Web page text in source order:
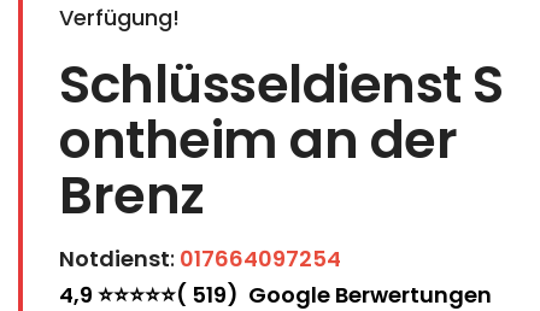
Verfügung!
Schlüsseldienst S
ontheim an der
Brenz
Notdienst: 017664097254
4,9 ⭐⭐⭐⭐⭐( 519) Google Berwertungen